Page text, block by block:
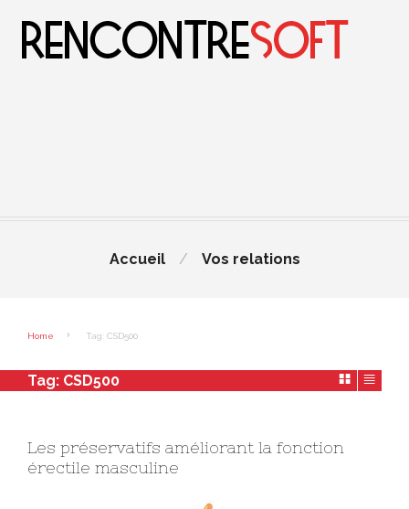
Accueil Vos relations
Home Tag: CSD500
Tag: CSD500
Les préservatifs améliorant la fonction
érectile masculine